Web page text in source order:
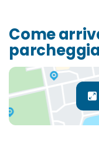
Come